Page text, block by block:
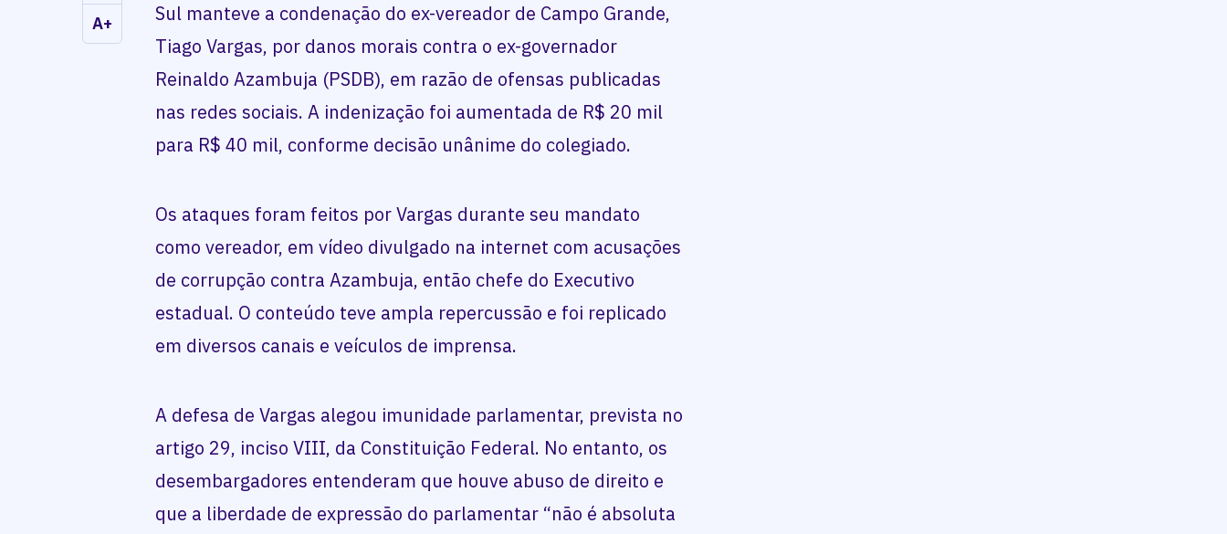
A+
Sul manteve a condenação do ex-vereador de Campo Grande,
Tiago Vargas, por danos morais contra o ex-governador
Reinaldo Azambuja (PSDB), em razão de ofensas publicadas
nas redes sociais. A indenização foi aumentada de R$ 20 mil
para R$ 40 mil, conforme decisão unânime do colegiado.
Os ataques foram feitos por Vargas durante seu mandato
como vereador, em vídeo divulgado na internet com acusações
de corrupção contra Azambuja, então chefe do Executivo
estadual. O conteúdo teve ampla repercussão e foi replicado
em diversos canais e veículos de imprensa.
A defesa de Vargas alegou imunidade parlamentar, prevista no
artigo 29, inciso VIII, da Constituição Federal. No entanto, os
desembargadores entenderam que houve abuso de direito e
que a liberdade de expressão do parlamentar “não é absoluta